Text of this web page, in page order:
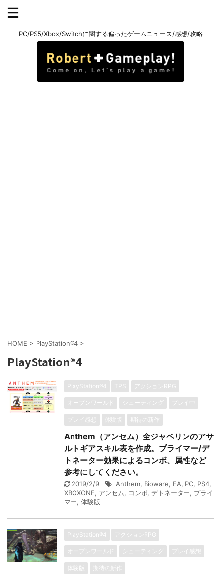
PC/PS5/Xbox/Switchに関する偏ったゲームニュース/感想/攻略
HOME > PlayStation®4 >
PlayStation®4
PlayStation®4 TPS アクションRPG
オープンワールド シューティング プレイ中
プレイ感想 体験版 期待の新作
Anthem（アンセム）全ジャベリンのアサ
ルトギアスキル表を作成。プライマー/デ
トネーター効果によるコンボ、属性など
参考にしてください。
2019/2/9 Anthem, Bioware, EA, PC, PS4,
XBOXONE, アンセム, コンボ, デトネーター, プライ
マー, 体験版
PlayStation®4 アクションRPG
オープンワールド シューティング プレイ感想
体験版 期待の新作